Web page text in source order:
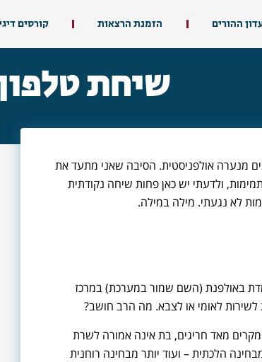
ההורים הזמנת הרצאות קורסים
שיחת
מנערה אולפניסטית. הסיבה שאני מתעד את
ולדעתי יש כאן פחות שיחה נקודתית
לא נגעתי. מילה במילה.
באולפנת (השם שמור במערכת) במרכז
לאומי או לצבא. מה הרב חושב?
מאד חריגים, בת אינה אמורה לשרת
הלכתית – ועוד יותר מבחינה רוחנית